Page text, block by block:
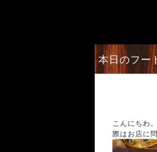
本日のフー
こんにちわ
際はお店に